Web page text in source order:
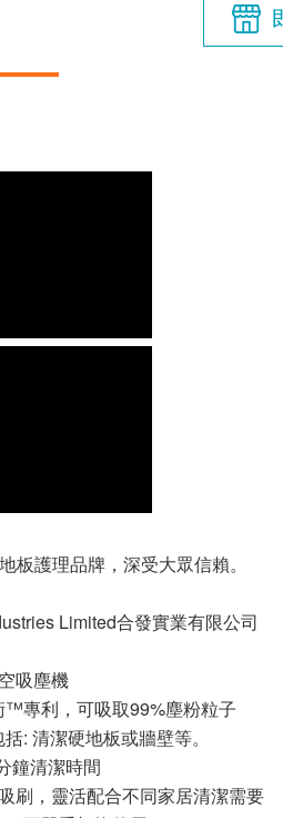
板護理品牌，深受大眾信賴。
Limited合發實業有限公司
吸塵機
™專利，可吸取99%塵粉粒子
: 清潔硬地板或牆壁等。
鐘清潔時間
刷，靈活配合不同家居清潔需要